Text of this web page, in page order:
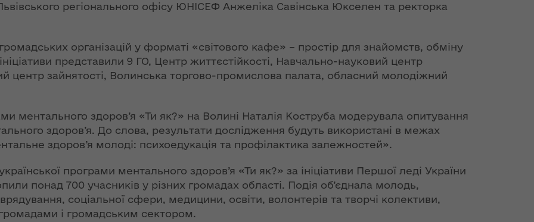
608
2018
"Про
територіальний
устрій Волині: які
функції мають
адміністрації
9 червня в області
оздоровча
кампанія для дітей
НЕФОРМАТ:
регіонального офісу ЮНІСЕФ Анжеліка Савінська Юкселен та ректорка
організацій у форматі «світового кафе» – простір для знайомств, обміну
представили 9 ГО, Центр життєстійкості, Навчально-науковий центр
центр зайнятості, Волинська торгово-промислова палата, обласний молодіжний
ментального здоров’я «Ти як?» на Волині Наталія Коструба модерувала опитування
здоров’я. До слова, результати дослідження будуть використані в межах
здоров’я молоді: психоедукація та профілактика залежностей».
програми ментального здоров’я «Ти як?» за ініціативи Першої леді України
понад 700 учасників у різних громадах області. Подія об’єднала молодь,
соціальної сфери, медицини, освіти, волонтерів та творчі колективи,
і громадським сектором.